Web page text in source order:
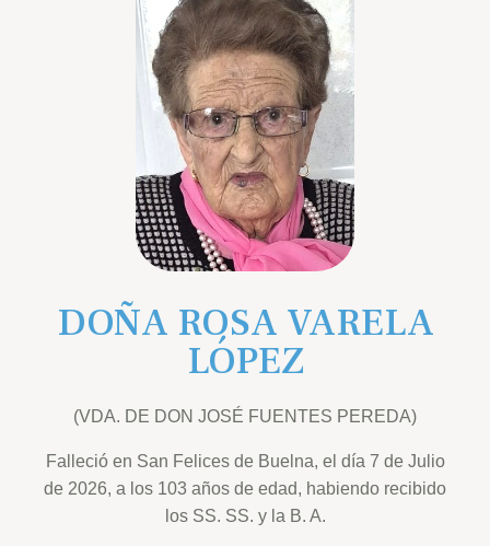
DOÑA ROSA VARELA
LÓPEZ
(VDA. DE DON JOSÉ FUENTES PEREDA)
Falleció en San Felices de Buelna, el día 7 de Julio
de 2026, a los 103 años de edad, habiendo recibido
los SS. SS. y la B. A.